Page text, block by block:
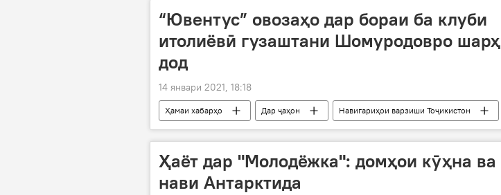
“Ювентус” овозаҳо дар бораи ба клуби
итолиёвӣ гузаштани Шомуродовро шарҳ
дод
14 январи 2021, 18:18
Ҳамаи хабарҳо Дар ҷаҳон Навигариҳои варзиши Тоҷикистон
бозигар
гузариш харидорӣ
Ҳаёт дар "Молодёжка": домҳои кӯҳна ва
нави Антарктида